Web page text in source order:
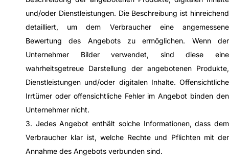
und/oder Dienstleistungen. Die Beschreibung ist hinreichend
detailliert, um dem Verbraucher eine angemessene
Bewertung des Angebots zu ermöglichen. Wenn der
Unternehmer Bilder verwendet, sind diese eine
wahrheitsgetreue Darstellung der angebotenen Produkte,
Dienstleistungen und/oder digitalen Inhalte. Offensichtliche
Irrtümer oder offensichtliche Fehler im Angebot binden den
Unternehmer nicht.
3. Jedes Angebot enthält solche Informationen, dass dem
Verbraucher klar ist, welche Rechte und Pflichten mit der
Annahme des Angebots verbunden sind.